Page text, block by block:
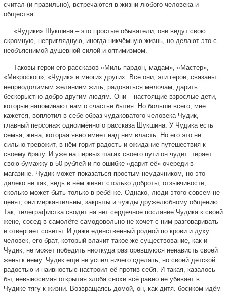
считал (и правильно), встречаются в жизни любого человека и
общества.
«Чудики» Шукшина – это простые обыватели, они ведут свою
скромную, неприглядную, иногда никчёмную жизнь, но делают это с
необъяснимой душевной силой и оптимизмом.
Таковы герои его рассказов «Миль пардон, мадам», «Мастер»,
«Микроскоп», «Чудик» и многих других. Все они, эти герои, связаны
непреодолимым желанием жить, радоваться мелочам, дарить
бескорыстно добро другим людям. Они – настоящие взрослые дети,
которые напоминают нам о счастье бытия. Но больше всего, мне
кажется, воплотил в себе образ чудаковатого человека Чудик,
главный персонаж одноимённого рассказа Шукшина. У Чудика есть
семья, жена, которая явно имеет над ним власть. Но его это не
сильно тревожит, в нём горит радость и ожидание путешествия к
своему брату. И уже на первых шагах своего пути он чудит: теряет
свою бумажку в 50 рублей и по ошибке «дарит её» очереди в
магазине. Чудик может показаться простым неудачником, но это
далеко не так, ведь в нём живёт столько доброты, отзывчивости,
сколько может быть только в ребёнке. Однако, люди этого совсем не
ценят, они меркантильны, закрыты и чужды дружелюбному общению.
Так, телеграфистка сводит на нет сердечное послание Чудика к своей
жене, сосед в самолёте самодовольно не хочет с ним разговаривать
и отвергает советы. И даже единственный родной по крови и духу
человек, его брат, который влачит такое же существование, как и
Чудик, не может победить ниоткуда разгоревшуюся ненависть своей
жены к нему. Чудик ещё не успел ничего сделать, но своей детской
радостью и наивностью настроил её против себя. И такая, казалось
бы, невыносимая открытая злоба снохи всё равно не убивает в
Чудике тягу к жизни. Возвращаясь домой, он, как дитя. босиком идём